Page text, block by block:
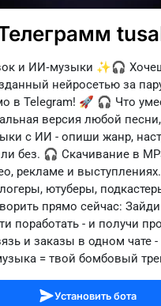
и ИИ‑музыки ✨🎧
нейросетью за
в Telegram! 🚀 🎧 Что
версия любой
с ИИ - опиши жанр,
без. 🎧 Скачивание в
рекламе и
ютуберы,
прямо сейчас:
поработать - и получи
и заказы в одном чате -
= твой бомбовый
Установить бота